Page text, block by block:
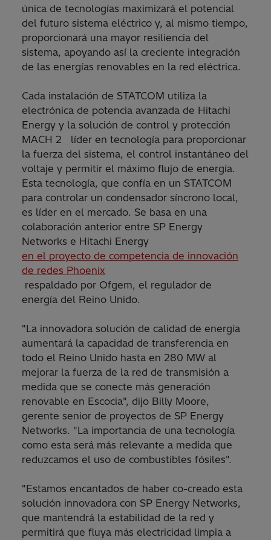
única de tecnologías maximizará el potencial
del futuro sistema eléctrico y, al mismo tiempo,
proporcionará una mayor resiliencia del
sistema, apoyando así la creciente integración
de las energías renovables en la red eléctrica.
Cada instalación de STATCOM utiliza la
electrónica de potencia avanzada de Hitachi
Energy y la solución de control y protección
MACH 2 líder en tecnología para proporcionar
la fuerza del sistema, el control instantáneo del
voltaje y permitir el máximo flujo de energía.
Esta tecnología, que confía en un STATCOM
para controlar un condensador síncrono local,
es líder en el mercado. Se basa en una
colaboración anterior entre SP Energy
Networks e Hitachi Energy
en el proyecto de competencia de innovación
de redes Phoenix
respaldado por Ofgem, el regulador de
energía del Reino Unido.
"La innovadora solución de calidad de energía
aumentará la capacidad de transferencia en
todo el Reino Unido hasta en 280 MW al
mejorar la fuerza de la red de transmisión a
medida que se conecte más generación
renovable en Escocia", dijo Billy Moore,
gerente senior de proyectos de SP Energy
Networks. "La importancia de una tecnología
como esta será más relevante a medida que
reduzcamos el uso de combustibles fósiles".
"Estamos encantados de haber co-creado esta
solución innovadora con SP Energy Networks,
que mantendrá la estabilidad de la red y
permitirá que fluya más electricidad limpia a